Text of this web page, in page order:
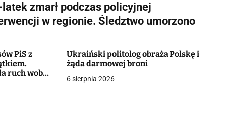
zmarł podczas policyjnej
w regionie. Śledztwo umorzono
PiS z
ruch wobec
Ukraiński politolog obraża Polskę i
żąda darmowej broni
6 sierpnia 2026